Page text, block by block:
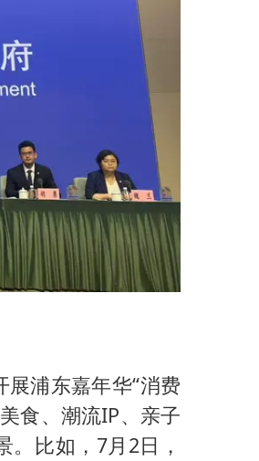
浦东嘉年华“消费
食、潮流IP、亲子
比如，7月2日，